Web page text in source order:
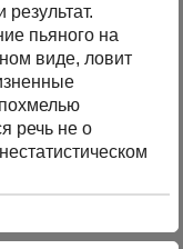
пьяного на
виде, ловит
речь не о